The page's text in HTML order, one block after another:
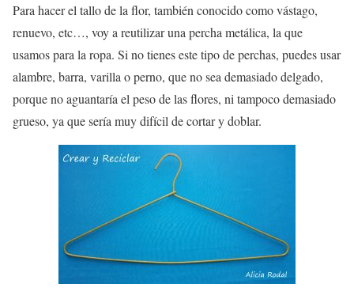
Para hacer el tallo de la flor, también conocido como vástago,
renuevo, etc…, voy a reutilizar una percha metálica, la que
usamos para la ropa. Si no tienes este tipo de perchas, puedes usar
alambre, barra, varilla o perno, que no sea demasiado delgado,
porque no aguantaría el peso de las flores, ni tampoco demasiado
grueso, ya que sería muy difícil de cortar y doblar.